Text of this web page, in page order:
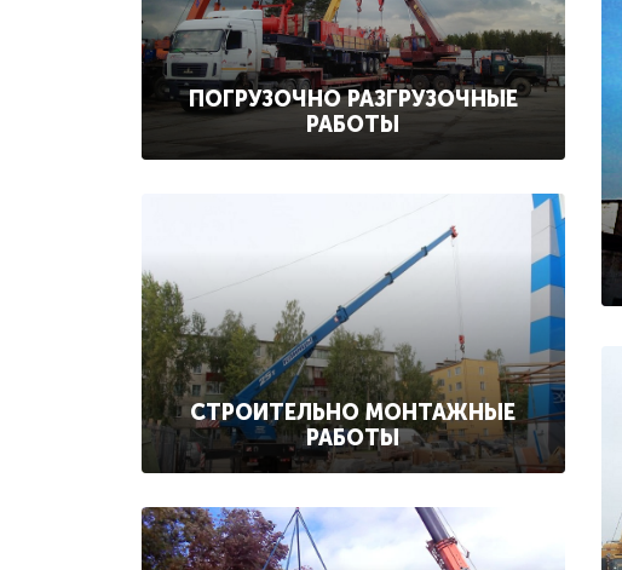
ПОГРУЗОЧНО РАЗГРУЗОЧНЫЕ
РАБОТЫ
СТРОИТЕЛЬНО МОНТАЖНЫЕ
РАБОТЫ